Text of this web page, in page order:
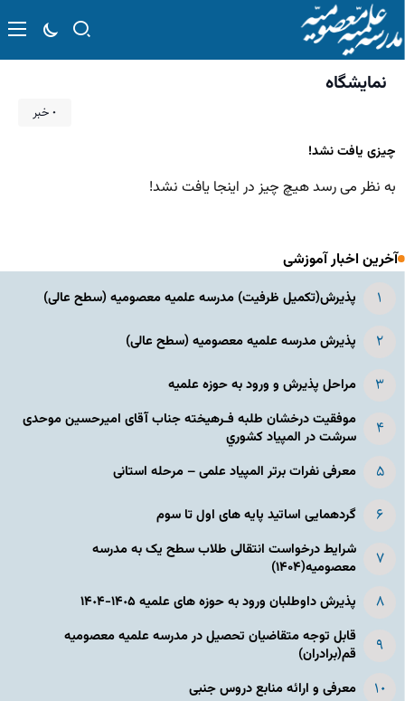
نمایشگاه
۰ خبر
چیزی یافت نشد!
به نظر می رسد هیچ چیز در اینجا یافت نشد!
آخرین اخبار آموزشی
پذیرش(تکمیل ظرفیت) مدرسه علمیه معصومیه‌ (سطح عالی)
پذیرش مدرسه علمیه معصومیه‌ (سطح عالی)
مراحل پذیرش و ورود به حوزه علمیه
موفقیت درخشان طلبه فـرهیخته جناب آقای امیرحسین موحدی
سرشت در المپياد كشوري
معرفی نفرات برتر المپیاد علمی – مرحله استانی
گردهمایی اساتید پایه های اول تا سوم
شرایط درخواست انتقالی طلاب سطح یک به مدرسه
معصومیه(۱۴۰۴)
پذیرش داوطلبان ورود به حوزه های علمیه ١۴٠۵-١۴٠۴
قابل توجه متقاضیان تحصیل در مدرسه علمیه معصومیه
قم(برادران)
معرفی و ارائه منابع دروس جنبی